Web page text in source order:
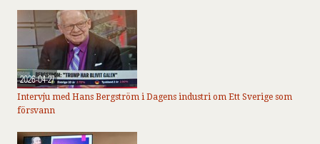
2026-04-27
Intervju med Hans Bergström i Dagens industri om Ett Sverige som
försvann